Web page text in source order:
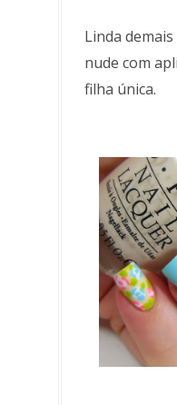
Linda
nude com
filha única.